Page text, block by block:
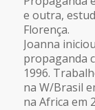
e outra,
Florença.
Joanna
propaganda
1996.
na W/Brasil
na Africa em